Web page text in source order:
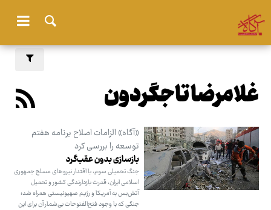
غلامرضا تاجگردون
«آگاه» الزامات اصلاح برنامه هفتم
توسعه را بررسی کرد
بازسازی بدون عقب‌گرد
جنگ تحمیلی سوم، با اقتدار نیروهای مسلح جمهوری
اسلامی ایران، قدرت بازدارندگی کشور و تحمیل
آتش‌بس به آمریکا و رژیم صهیونیستی همراه شد؛
جنگی که با وجود فتح‌الفتوحات بی‌شمار آن برای این